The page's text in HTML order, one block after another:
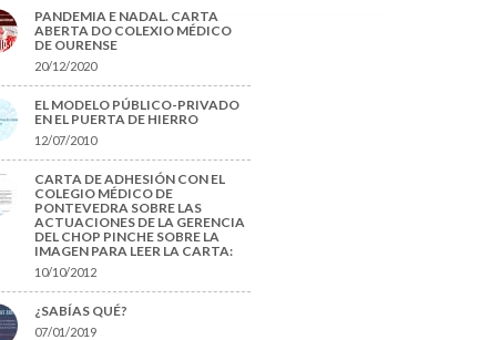
PANDEMIA E NADAL. CARTA
ABERTA DO COLEXIO MÉDICO
DE OURENSE
20/12/2020
EL MODELO PÚBLICO-PRIVADO
EN EL PUERTA DE HIERRO
12/07/2010
CARTA DE ADHESIÓN CON EL
COLEGIO MÉDICO DE
PONTEVEDRA SOBRE LAS
ACTUACIONES DE LA GERENCIA
DEL CHOP PINCHE SOBRE LA
IMAGEN PARA LEER LA CARTA:
10/10/2012
¿SABÍAS QUÉ?
07/01/2019